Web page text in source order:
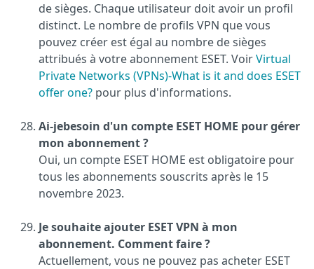
de sièges. Chaque utilisateur doit avoir un profil
distinct. Le nombre de profils VPN que vous
pouvez créer est égal au nombre de sièges
attribués à votre abonnement ESET. VoirVirtual
Private Networks (VPNs)-What is it and does ESET
offer one? pour plus d'informations.
Ai-jebesoin d'un compte ESET HOME pour gérer
mon abonnement ?
Oui, un compte ESET HOME est obligatoire pour
tous les abonnements souscrits après le 15
novembre 2023.
Je souhaite ajouter ESET VPN à mon
abonnement. Comment faire ?
Actuellement, vous ne pouvez pas acheter ESET